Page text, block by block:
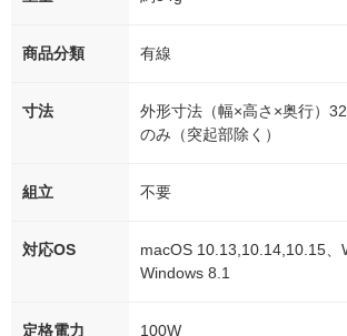
商品分類 有線
寸法
外形寸法（幅×高さ×奥行）
のみ（突起部除く）
組立 不要
対応OS
macOS 10.13,10.14,10.15、
Windows 8.1
定格電力 100W